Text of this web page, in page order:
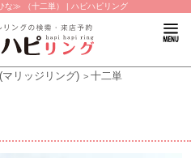
な≫ （十二単） | ハピハピリング
リッジリング) 十二単